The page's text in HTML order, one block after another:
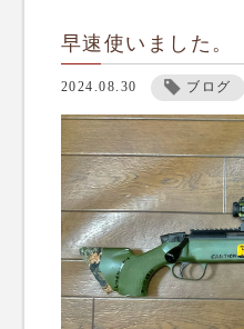
早速使いました。
2024.08.30 ブログ